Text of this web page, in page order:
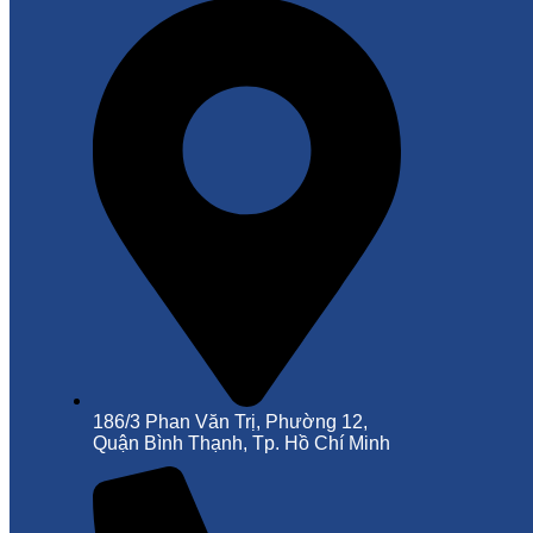
186/3 Phan Văn Trị, Phường 12,
Quận Bình Thạnh, Tp. Hồ Chí Minh